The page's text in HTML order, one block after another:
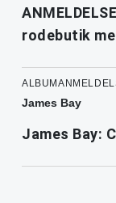
rodebutik
James Bay
James Bay: